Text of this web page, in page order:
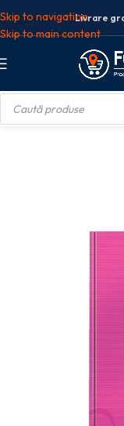
Skip to navigation
Skip to main content
Livrare
si arhivare